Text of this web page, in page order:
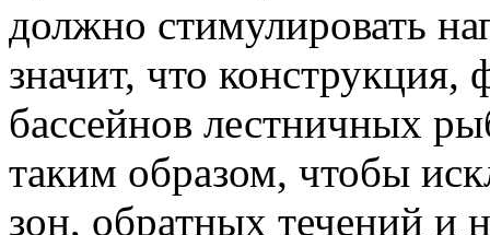
должно стимулировать
значит, что
бассейнов лестничных
таким образом, чтобы
зон, обратных течений и